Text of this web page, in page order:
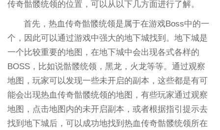
传奇骷髅统领的位置，可以从以下几方面进行了解。
首先，热血传奇骷髅统领是属于在游戏Boss中的一
个，因此可以通过游戏中强大的地下城找到。地下城是
一个比较重要的地图，在地下城中会出现各式各样的
BOSS，比如说骷髅统领，黑龙，火龙等等。通过观察
地图，玩家可以发现一些未开启的副本，这些都是有可
能会出现热血传奇骷髅统领的地图，有些玩家通过观察
地图，点击地图内的未开启副本，或者根据指引提示去
找到地下城后，可以成功地找到热血传奇骷髅统领所在